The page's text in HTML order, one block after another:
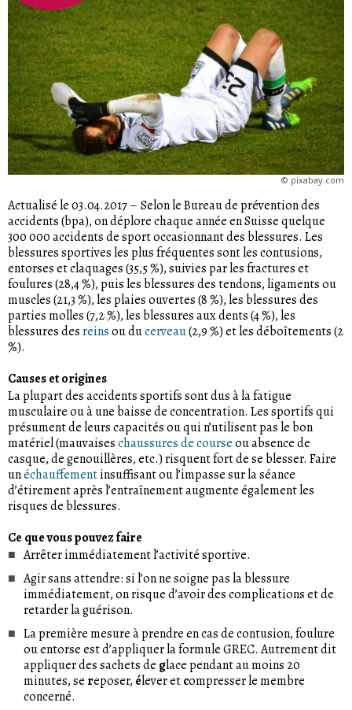
© pixabay.com
Actualisé le 03.04.2017– Selon le Bureau de prévention des
accidents (bpa), on déplore chaque année en Suisse quelque
300 000 accidents de sport occasionnant des blessures. Les
blessures sportives les plus fréquentes sont les contusions,
entorses et claquages (35,5 %), suivies par les fractures et
foulures (28,4 %), puis les blessures des tendons, ligaments ou
muscles (21,3 %), les plaies ouvertes (8 %), les blessures des
parties molles (7,2 %), les blessures aux dents (4 %), les
blessures desreinsou ducerveau(2,9 %) et les déboîtements (2
%).
Causes et origines
La plupart des accidents sportifs sont dus à la fatigue
musculaire ou à une baisse de concentration. Les sportifs qui
présument de leurs capacités ou qui n’utilisent pas le bon
matériel (mauvaiseschaussures de courseou absence de
casque, de genouillères, etc.) risquent fort de se blesser. Faire
unéchauffementinsuffisant ou l’impasse sur la séance
d’étirement après l’entraînement augmente également les
risques de blessures.
Ce que vous pouvez faire
Arrêter immédiatement l’activité sportive.
Agir sans attendre: si l’on ne soigne pas la blessure
immédiatement, on risque d’avoir des complications et de
retarder la guérison.
La première mesure à prendre en cas de contusion, foulure
ou entorse est d’appliquer la formule GREC. Autrement dit
appliquer des sachets de glace pendant au moins 20
minutes, se reposer, élever etcompresser le membre
concerné.